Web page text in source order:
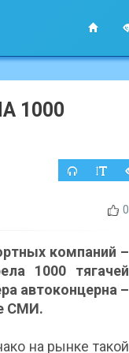
1000
0
компаний –
1000 тягачей
автоконцерна –
СМИ.
на рынке такой